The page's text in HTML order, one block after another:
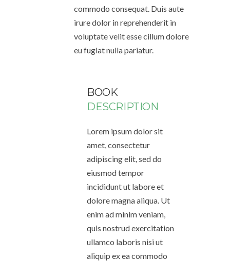
commodo consequat. Duis aute
irure dolor in reprehenderit in
voluptate velit esse cillum dolore
eu fugiat nulla pariatur.
BOOK
DESCRIPTION
Lorem ipsum dolor sit
amet, consectetur
adipiscing elit, sed do
eiusmod tempor
incididunt ut labore et
dolore magna aliqua. Ut
enim ad minim veniam,
quis nostrud exercitation
ullamco laboris nisi ut
aliquip ex ea commodo